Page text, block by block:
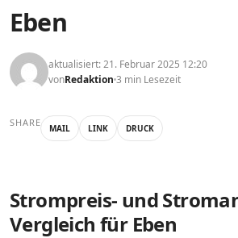
Eben
aktualisiert: 21. Februar 2025 12:20
vonRedaktion 3 min Lesezeit
SHARE MAIL LINK DRUCK
Strompreis- und
Vergleich für Eben